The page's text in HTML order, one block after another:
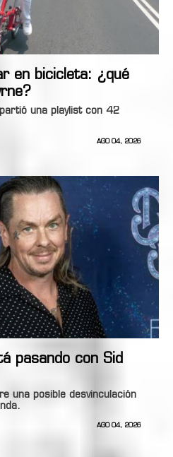
en bicicleta: ¿qué
una playlist con 42
AGO 04, 2026
pasando con Sid
una posible desvinculación
AGO 04, 2026